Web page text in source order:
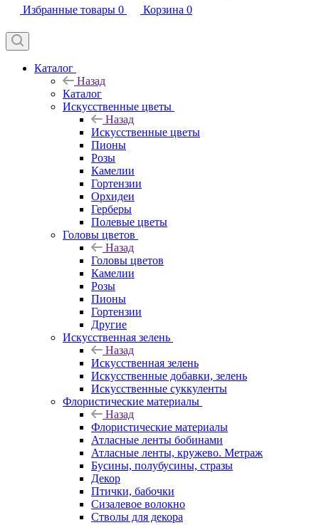
Избранные товары 0 Корзина 0
Каталог
Назад
Каталог
Искусственные цветы
Назад
Искусственные цветы
Пионы
Розы
Камелии
Гортензии
Орхидеи
Герберы
Полевые цветы
Головы цветов
Назад
Головы цветов
Камелии
Розы
Пионы
Гортензии
Другие
Искусственная зелень
Назад
Искусственная зелень
Искусственные добавки, зелень
Искусственные суккуленты
Флористические материалы
Назад
Флористические материалы
Атласные ленты бобинами
Атласные ленты, кружево. Метраж
Бусины, полубусины, стразы
Декор
Птички, бабочки
Сизалевое волокно
Стволы для декора